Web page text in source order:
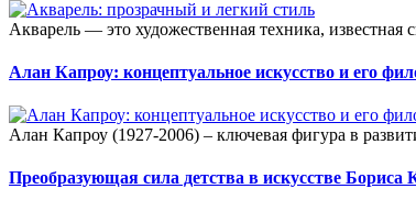
Акварель — это художественная техника, известная
Алан Капроу: концептуальное искусство и его
Алан Капроу (1927-2006) – ключевая фигура в
Преобразующая сила детства в искусстве Бориса